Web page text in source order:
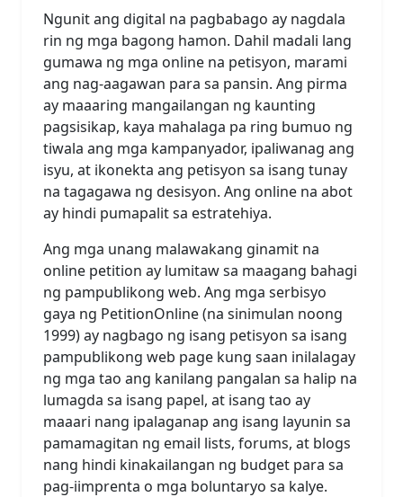
Ngunit ang digital na pagbabago ay nagdala
rin ng mga bagong hamon. Dahil madali lang
gumawa ng mga online na petisyon, marami
ang nag-aagawan para sa pansin. Ang pirma
ay maaaring mangailangan ng kaunting
pagsisikap, kaya mahalaga pa ring bumuo ng
tiwala ang mga kampanyador, ipaliwanag ang
isyu, at ikonekta ang petisyon sa isang tunay
na tagagawa ng desisyon. Ang online na abot
ay hindi pumapalit sa estratehiya.
Ang mga unang malawakang ginamit na
online petition ay lumitaw sa maagang bahagi
ng pampublikong web. Ang mga serbisyo
gaya ng PetitionOnline (na sinimulan noong
1999) ay nagbago ng isang petisyon sa isang
pampublikong web page kung saan inilalagay
ng mga tao ang kanilang pangalan sa halip na
lumagda sa isang papel, at isang tao ay
maaari nang ipalaganap ang isang layunin sa
pamamagitan ng email lists, forums, at blogs
nang hindi kinakailangan ng budget para sa
pag-iimprenta o mga boluntaryo sa kalye.